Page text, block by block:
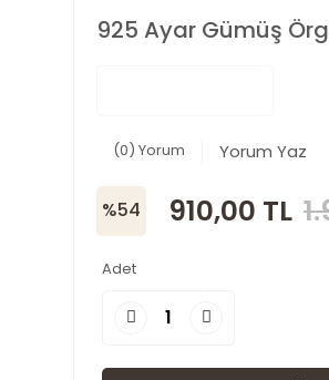
925 Ayar Gümüş
(0) Yorum Yorum Yaz
%54 910,00 TL
Adet